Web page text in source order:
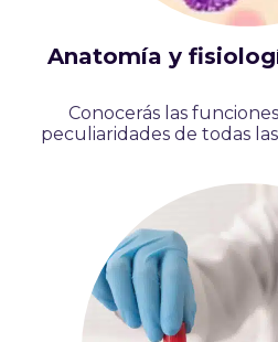
Anatomía y
Conocerás las
peculiaridades de todas